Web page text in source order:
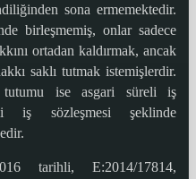
sona ermemektedir.
birleşmemiş, onlar sadece
ortadan kaldırmak, ancak
saklı tutmak istemişlerdir.
tutumu ise asgari süreli iş
iş sözleşmesi şeklinde
tarihli, E:2014/17814,